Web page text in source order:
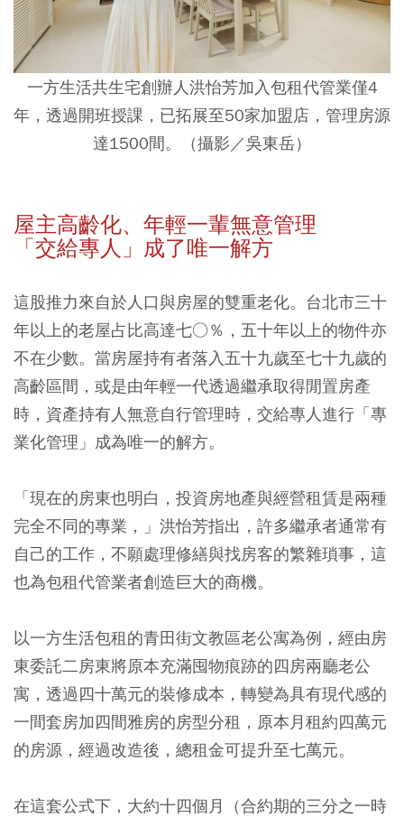
一方生活共生宅創辦人洪怡芳加入包租代管業僅4
年，透過開班授課，已拓展至50家加盟店，管理房源
達1500間。（攝影／吳東岳）
屋主高齡化、年輕一輩無意管理
「交給專人」成了唯一解方
這股推力來自於人口與房屋的雙重老化。台北市三十
年以上的老屋占比高達七○％，五十年以上的物件亦
不在少數。當房屋持有者落入五十九歲至七十九歲的
高齡區間，或是由年輕一代透過繼承取得閒置房產
時，資產持有人無意自行管理時，交給專人進行「專
業化管理」成為唯一的解方。
「現在的房東也明白，投資房地產與經營租賃是兩種
完全不同的專業，」洪怡芳指出，許多繼承者通常有
自己的工作，不願處理修繕與找房客的繁雜瑣事，這
也為包租代管業者創造巨大的商機。
以一方生活包租的青田街文教區老公寓為例，經由房
東委託二房東將原本充滿囤物痕跡的四房兩廳老公
寓，透過四十萬元的裝修成本，轉變為具有現代感的
一間套房加四間雅房的房型分租，原本月租約四萬元
的房源，經過改造後，總租金可提升至七萬元。
在這套公式下，大約十四個月（合約期的三分之一時